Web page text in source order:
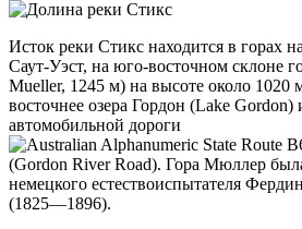
Исток реки Стикс находится в горах
Саут-Уэст, на юго-восточном склоне
Mueller, 1245 м) на высоте около 1020
восточнее озера Гордон (Lake
автомобильной дороги
(Gordon River Road). Гора Мюллер
немецкого естествоиспытателя
(1825—1896).